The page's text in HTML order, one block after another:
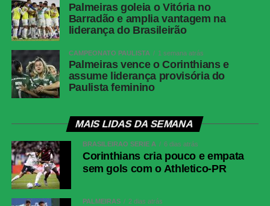
Palmeiras goleia o Vitória no
Barradão e amplia vantagem na
liderança do Brasileirão
CAMPEONATO PAULISTA 1 semana atrás
Palmeiras vence o Corinthians e
assume liderança provisória do
Paulista feminino
MAIS LIDAS DA SEMANA
BRASILEIRÃO SÉRIE A 6 dias atrás
Corinthians cria pouco e empata
sem gols com o Athletico-PR
PALMEIRAS 2 dias atrás